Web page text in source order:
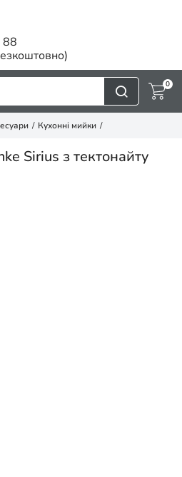
88
0
Кухонні мийки
Sirius з тектонайту